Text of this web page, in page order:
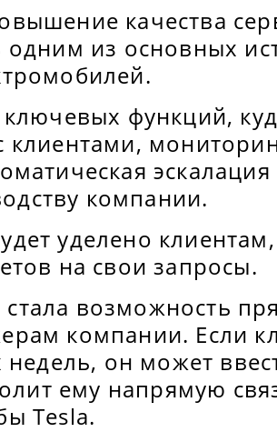
качества
одним из основных
функций,
клиентами,
эскалация
компании.
уделено
на свои запросы.
возможность
компании. Если
недель, он может
ему напрямую
Tesla.